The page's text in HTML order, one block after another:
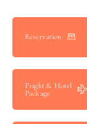
Reservation
Fright & Hotel
Package